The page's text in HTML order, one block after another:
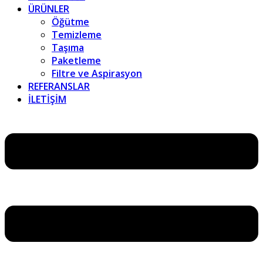
ÜRÜNLER
Öğütme
Temizleme
Taşıma
Paketleme
Filtre ve Aspirasyon
REFERANSLAR
İLETİŞİM